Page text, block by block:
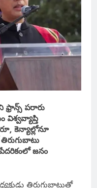
పరారు
కెన్యాల్లోనూ
జనం
తిరుగుబాటుతో